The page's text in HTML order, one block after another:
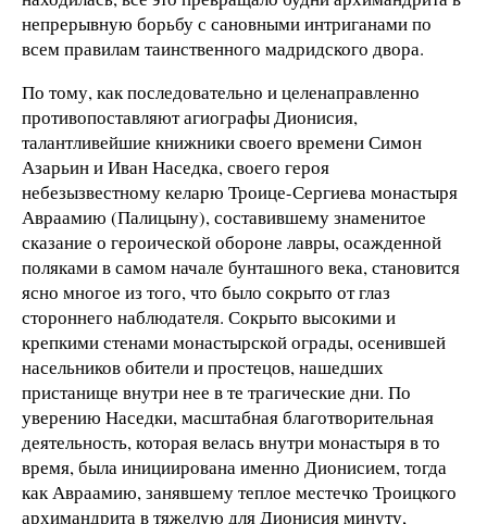
непрерывную борьбу с сановными интриганами по
всем правилам таинственного мадридского двора.
По тому, как последовательно и целенаправленно
противопоставляют агиографы Дионисия,
талантливейшие книжники своего времени Симон
Азарьин и Иван Наседка, своего героя
небезызвестному келарю Троице-Сергиева монастыря
Авраамию (Палицыну), составившему знаменитое
сказание о героической обороне лавры, осажденной
поляками в самом начале бунташного века, становится
ясно многое из того, что было сокрыто от глаз
стороннего наблюдателя. Сокрыто высокими и
крепкими стенами монастырской ограды, осенившей
насельников обители и простецов, нашедших
пристанище внутри нее в те трагические дни. По
уверению Наседки, масштабная благотворительная
деятельность, которая велась внутри монастыря в то
время, была инициирована именно Дионисием, тогда
как Авраамию, занявшему теплое местечко Троицкого
архимандрита в тяжелую для Дионисия минуту,